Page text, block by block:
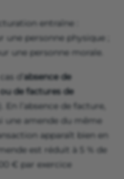
entraîne :
personne physique ;
une personne morale.
d’ absence de
de factures de
l’absence de facture,
une amende du même
apparaît bien en
est réduit à 5 % de
€ par exercice